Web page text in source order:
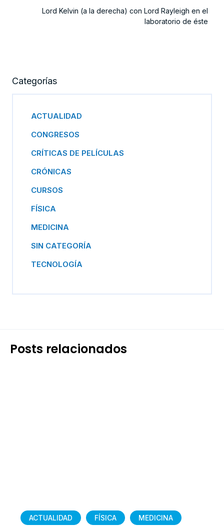
Categorías
ACTUALIDAD
CONGRESOS
CRÍTICAS DE PELÍCULAS
CRÓNICAS
CURSOS
FÍSICA
MEDICINA
SIN CATEGORÍA
TECNOLOGÍA
Lord Kelvin (a la derecha) con Lord Rayleigh en el
laboratorio de éste
Posts relacionados
ACTUALIDAD FÍSICA MEDICINA